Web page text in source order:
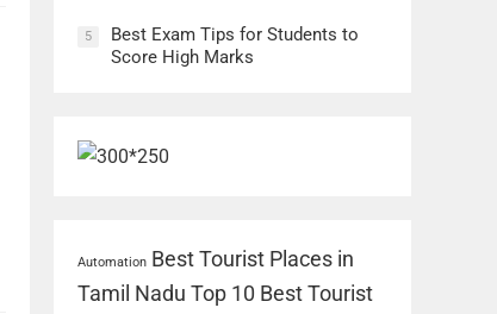
5
Best Exam Tips for Students to
Score High Marks
Automation Best Tourist Places in
Tamil Nadu Top 10 Best Tourist